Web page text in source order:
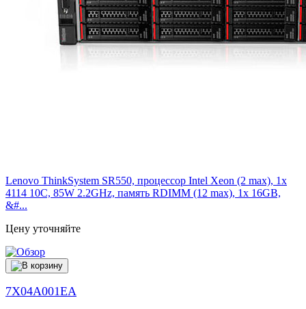
Lenovo ThinkSystem SR550, процессор Intel Xeon (2 max), 1x
4114 10C, 85W 2.2GHz, память RDIMM (12 max), 1x 16GB,
&#...
Цену уточняйте
7X04A001EA